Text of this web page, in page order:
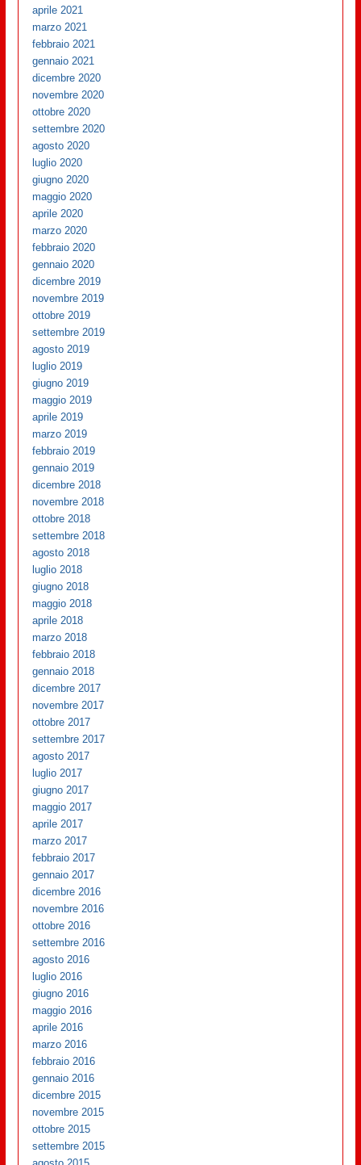
aprile 2021
marzo 2021
febbraio 2021
gennaio 2021
dicembre 2020
novembre 2020
ottobre 2020
settembre 2020
agosto 2020
luglio 2020
giugno 2020
maggio 2020
aprile 2020
marzo 2020
febbraio 2020
gennaio 2020
dicembre 2019
novembre 2019
ottobre 2019
settembre 2019
agosto 2019
luglio 2019
giugno 2019
maggio 2019
aprile 2019
marzo 2019
febbraio 2019
gennaio 2019
dicembre 2018
novembre 2018
ottobre 2018
settembre 2018
agosto 2018
luglio 2018
giugno 2018
maggio 2018
aprile 2018
marzo 2018
febbraio 2018
gennaio 2018
dicembre 2017
novembre 2017
ottobre 2017
settembre 2017
agosto 2017
luglio 2017
giugno 2017
maggio 2017
aprile 2017
marzo 2017
febbraio 2017
gennaio 2017
dicembre 2016
novembre 2016
ottobre 2016
settembre 2016
agosto 2016
luglio 2016
giugno 2016
maggio 2016
aprile 2016
marzo 2016
febbraio 2016
gennaio 2016
dicembre 2015
novembre 2015
ottobre 2015
settembre 2015